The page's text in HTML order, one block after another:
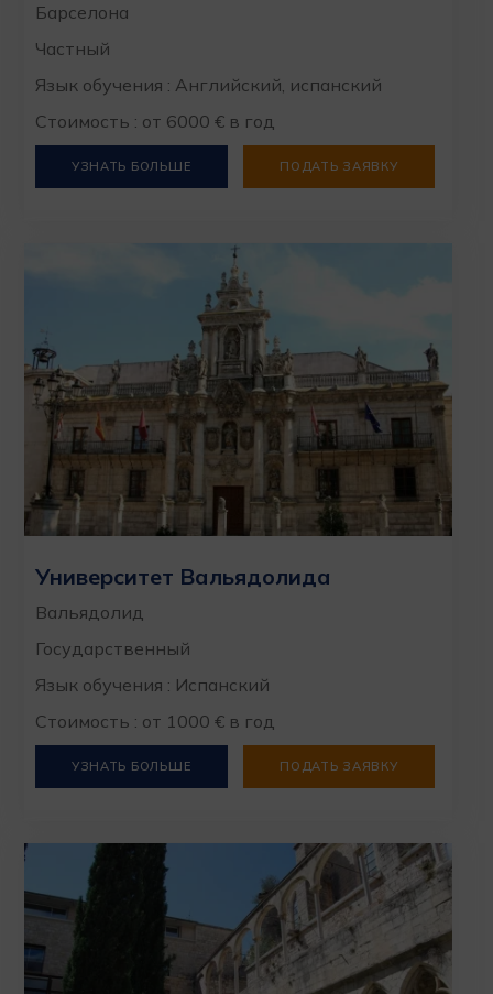
Барселона
Частный
Язык обучения : Английский, испанский
Стоимость : от 6000 € в год
УЗНАТЬ БОЛЬШЕ ПОДАТЬ ЗАЯВКУ
Университет Вальядолида
Вальядолид
Государственный
Язык обучения : Испанский
Стоимость : от 1000 € в год
УЗНАТЬ БОЛЬШЕ ПОДАТЬ ЗАЯВКУ